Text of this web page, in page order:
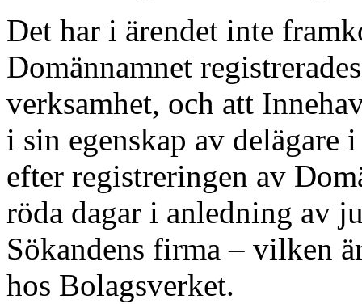
Det har i ärendet inte
Domännamnet
verksamhet, och att
i sin egenskap av delägare
efter registreringen av
röda dagar i anledning av
Sökandens firma – vilken
hos Bolagsverket.